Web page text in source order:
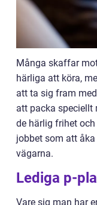
Många skaffar
härliga att köra,
att ta sig fram
att packa speciellt
de härlig frihet
jobbet som att
vägarna.
Lediga p-
Vare sig man har